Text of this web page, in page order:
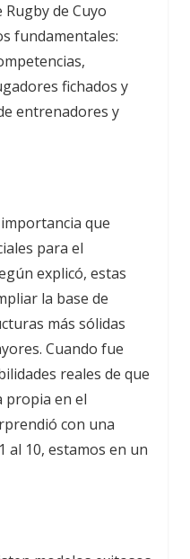
de Cuyo
fundamentales:
fichados y
entrenadores y
que
para el
explicó, estas
la base de
más sólidas
Cuando fue
reales de que
propia en el
con una
al 10, estamos en un